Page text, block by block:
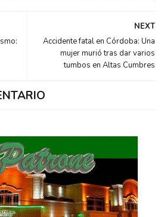
NEXT
Accidente fatal en Córdoba: Una
mujer murió tras dar varios
tumbos en Altas Cumbres